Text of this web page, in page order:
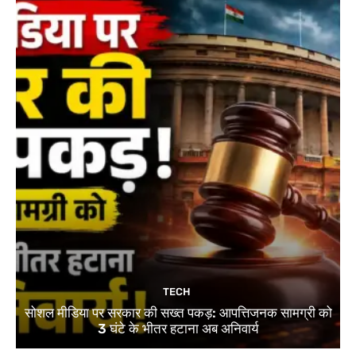
TECH
सोशल मीडिया पर सरकार की सख्त पकड़: आपत्तिजनक सामग्री को
3 घंटे के भीतर हटाना अब अनिवार्य